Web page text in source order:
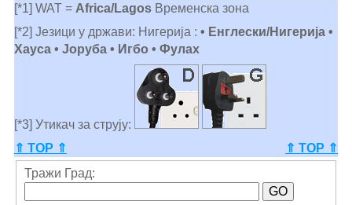
[*1] WAT = Africa/LagosВременска зона
[*2] Језици у држави: Нигерија : • Енглески/Нигерија •
Хауса • Јоруба • Игбо • Фулах
[*3] Утикач за струју:
⇑ TOP ⇑
⇑ TOP ⇑
Тражи Град: